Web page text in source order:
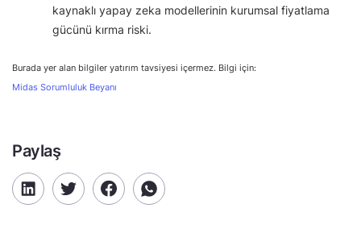
kaynaklı yapay zeka modellerinin kurumsal fiyatlama
gücünü kırma riski.
Burada yer alan bilgiler yatırım tavsiyesi içermez. Bilgi için:
Midas Sorumluluk Beyanı
Paylaş